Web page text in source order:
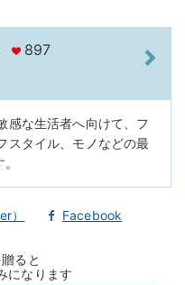
897
感な生活者へ向けて、フ
スタイル、モノなどの最
） Facebook
ると
になります